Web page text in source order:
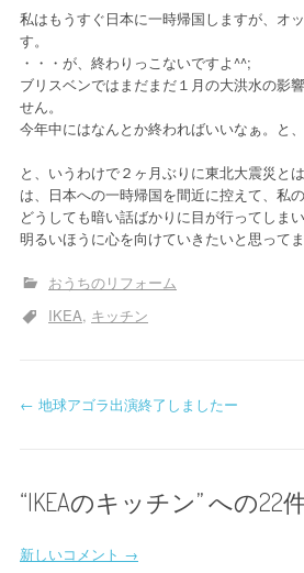
私はもうすぐ日本に一時帰国しますが、オ
す。
・・・が、終わりっこないですよ^^;
ブリスベンではまだまだ１月の大洪水の影
せん。
今年中にはなんとか終わればいいなぁ。と
と、いうわけで２ヶ月ぶりに東北大震災と
は、日本への一時帰国を間近に控えて、私
どうしても暗い話ばかりに目が行ってしま
明るいほうに心を向けていきたいと思ってま
おうちのリフォーム
IKEA キッチン
投
ナ
ビ
← 地球アゴラ出演終了しましたー
“IKEAのキッチン” への22
コ
新しいコメント →